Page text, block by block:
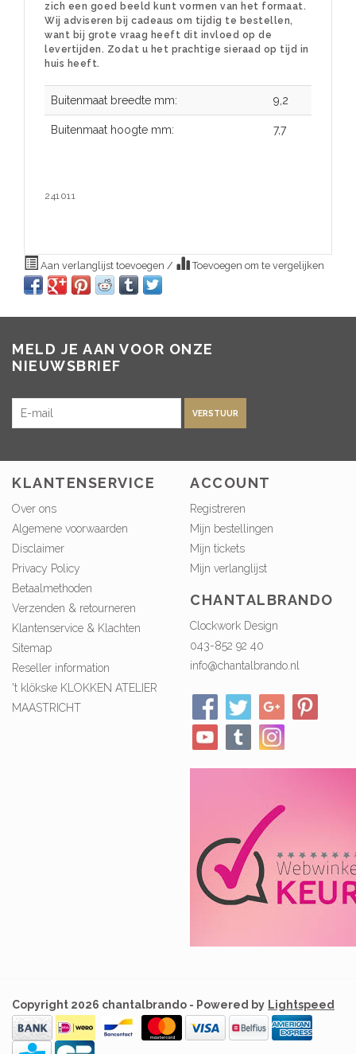
zich een goed beeld kunt vormen van het formaat.
Wij adviseren bij cadeaus om tijdig te bestellen,
want bij grote vraag heeft dit invloed op de
levertijden. Zodat u het prachtige sieraad op tijd in
huis heeft.
Buitenmaat breedte mm: 9,2
Buitenmaat hoogte mm: 7,7
241011
Aan verlanglijst toevoegen / Toevoegen om te vergelijken
MELD JE AAN VOOR ONZE
NIEUWSBRIEF
VERSTUUR
KLANTENSERVICE
Over ons
Algemene voorwaarden
Disclaimer
Privacy Policy
Betaalmethoden
Verzenden & retourneren
Klantenservice & Klachten
Sitemap
Reseller information
't klökske KLOKKEN ATELIER
MAASTRICHT
ACCOUNT
Registreren
Mijn bestellingen
Mijn tickets
Mijn verlanglijst
CHANTALBRANDO
Clockwork Design
043-852 92 40
info@chantalbrando.nl
Copyright 2026 chantalbrando - Powered by Lightspeed